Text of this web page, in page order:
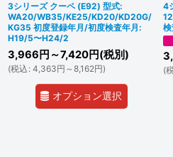
3シリーズ クーペ (E92) 型式:
WA20/WB35/KE25/KD20/KD20G/
KG35 初度登録年月/初度検査年月:
H19/5〜H24/2
3,966 円 ～7,420円(税別)
(税込 : 4,363円 ～8,162円)
オプション選択
4
(